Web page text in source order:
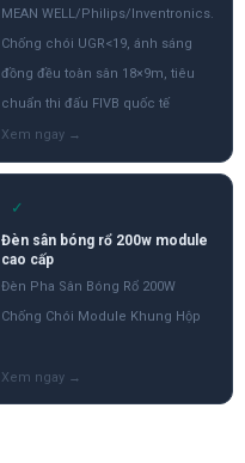
MEAN WELL/Philips/Inventronics.
Chống chói UGR<19, ánh sáng
đồng đều toàn sân 18×9m, tiêu
chuẩn thi đấu FIVB quốc tế
✓
Đèn sân bóng rổ 200w module
cao cấp
Đèn Pha Sân Bóng Rổ 200W
Chống Chói Module Khung Hộp